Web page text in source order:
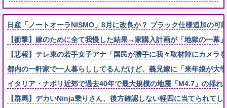
日産「ノートオーラNISMO」8月に改良か？ ブラック仕様追加の可
【衝撃】嫁のために全て我慢した結果→家購入計画が「地獄の一幕
【悲報】テレ東の若手女子アナ「国民が勝手に我々取材陣にカメ
都内の一軒家で一人暮らししてるんだけど、義兄嫁に「来年娘が大
イタリア・ナポリ近郊で過去40年で最大規模の地震「M4.7」の揺れ
【群馬】デカいNinja乗りさん、後方確認しない軽四に当てられてし